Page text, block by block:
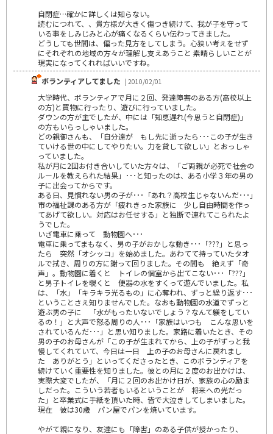
自閉症…確かに詳しくは知らない。
読むにつれて、、貴方様が大きく傷つき続けて、我が子を守って
いる事をしみじみと心が痛くなるくらい伝わってきました。
どうしても世間は、偏った見方をしてしまう。心狭い考えをせず
にそれぞれの地域の方々が理解し支えあうこと 素晴らしいことが
現実になってくれればいいですね。
ボランティアしてました | 2010/02/01
大学時代、ボランティアで月に２回、発達障害のある方(高校以上
の方)と買物に行ったり、遊びに行っていました。
ダウンの方が主でしたが、中には「知恵遅れ(今思うと自閉症)」
の方もいらっしゃいました。
どの親御さんも、「自分達が もし先に逝ったら･･･この子が生き
ていける世の中にしてやりたい。力を貸して欲しい」とおっしゃ
っていました。
私が月に2回お付き合いしていた方々は、「ご両親が必死で社会の
ルールを教えられた結果」･･･と知ったのは、ある小学３年の男の
子に出会ってからです。
ある日、見慣れない男の子が･･･「あれ？高校生じゃないんだ･･･｣
市の福祉課のある方が「疲れきった家族に 少し自由時間を作っ
てあげて欲しい。対応はお任せする」と独断で連れてこられたよ
うでした。
いざ電車に乗って 動物園へ･･･
電車に乗ってまもなく、男の子がおかしな動き･･･「???」と思っ
たら 突然「オシッコ」を始めました。あわてて持っていたタオ
ルで拭き、周りの方に謝って回りました。その間も 絶えず「奇
声」。動物園に着くと トイレの個室から出てこない･･･「???」
と男子トイレを覗くと 便器の水をすくって遊んでいました。私
は、「水」「キラキラ光るもの」に心奪われ、ずっと繰り返す･･･
ということさえ知りませんでした。なおも動物園の水道でずっと
遊ぶ男の子に 「水がもったいないでしょう？なんて躾をしてい
るの！」と大声で怒る周りの人･･･「家族はいつも こんな思いを
されているんだ･･･」と思い知りました。家路に着いたとき、その
男の子のお母さんが「この子が生まれてから、上の子がずっと我
慢してくれていて、今日は一日 上の子のお母さんに戻れまし
た ありがとう」といってくださったとき、このボランティアを
続けていく重要性を知りました。彼との月に２度のお出かけは、
実際大変でしたが、「月に２回のお出かけ日が、家族の心の励ま
しだった。こういう若者もいるということが 将来への光だっ
た」と卒業式に手紙を頂いた時、皆で大泣きしてしまいました。
現在 彼は30歳 パン屋でパンを焼いています。
やがて親になり、友達にも「障害」のある子供が授かったり、